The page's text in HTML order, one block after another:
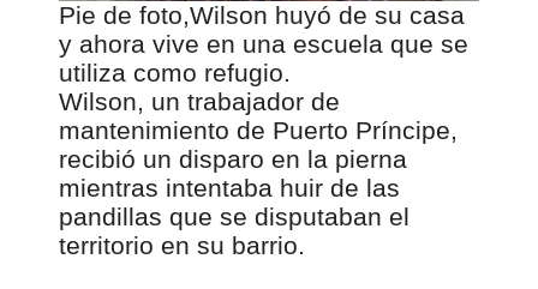
Pie de foto,Wilson huyó de su casa
y ahora vive en una escuela que se
utiliza como refugio.
Wilson, un trabajador de
mantenimiento de Puerto Príncipe,
recibió un disparo en la pierna
mientras intentaba huir de las
pandillas que se disputaban el
territorio en su barrio.